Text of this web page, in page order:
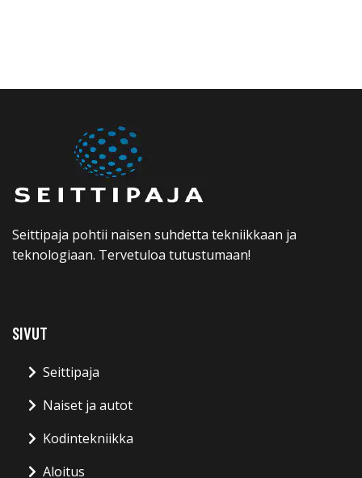
Seittipaja pohtii naisen suhdetta tekniikkaan ja
teknologiaan. Tervetuloa tutustumaan!
SIVUT
Seittipaja
Naiset ja autot
Kodintekniikka
Aloitus